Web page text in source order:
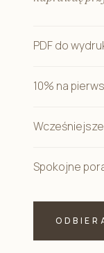
PDF do
10% na
Spokojne